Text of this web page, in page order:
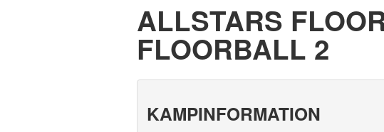
ALLSTARS
FLOORBALL 2
KAMPINFORMATION